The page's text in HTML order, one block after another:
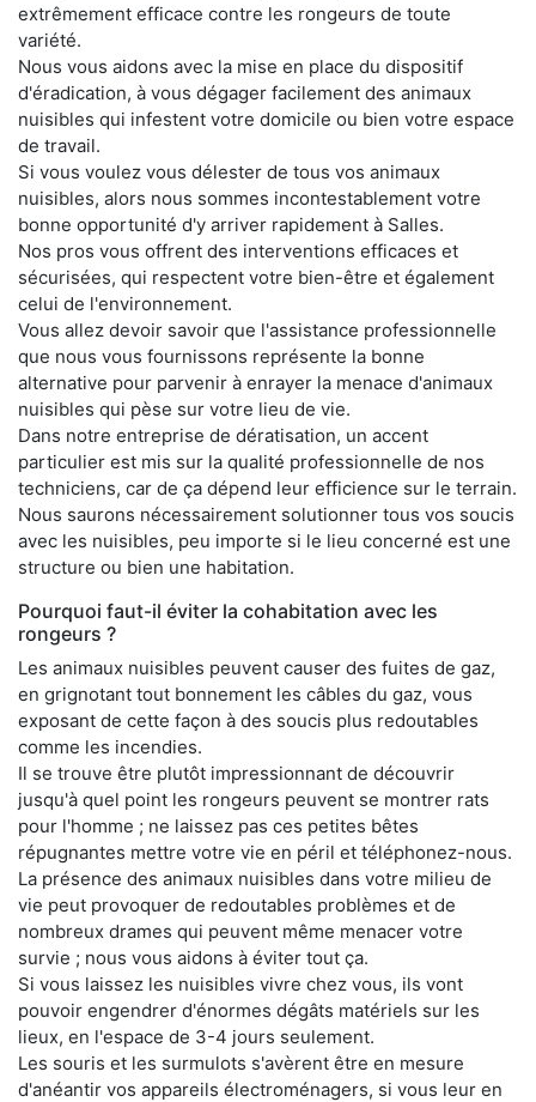
extrêmement efficace contre les rongeurs de toute
variété.
Nous vous aidons avec la mise en place du dispositif
d'éradication, à vous dégager facilement des animaux
nuisibles qui infestent votre domicile ou bien votre espace
de travail.
Si vous voulez vous délester de tous vos animaux
nuisibles, alors nous sommes incontestablement votre
bonne opportunité d'y arriver rapidement à Salles.
Nos pros vous offrent des interventions efficaces et
sécurisées, qui respectent votre bien-être et également
celui de l'environnement.
Vous allez devoir savoir que l'assistance professionnelle
que nous vous fournissons représente la bonne
alternative pour parvenir à enrayer la menace d'animaux
nuisibles qui pèse sur votre lieu de vie.
Dans notre entreprise de dératisation, un accent
particulier est mis sur la qualité professionnelle de nos
techniciens, car de ça dépend leur efficience sur le terrain.
Nous saurons nécessairement solutionner tous vos soucis
avec les nuisibles, peu importe si le lieu concerné est une
structure ou bien une habitation.
Pourquoi faut-il éviter la cohabitation avec les
rongeurs ?
Les animaux nuisibles peuvent causer des fuites de gaz,
en grignotant tout bonnement les câbles du gaz, vous
exposant de cette façon à des soucis plus redoutables
comme les incendies.
Il se trouve être plutôt impressionnant de découvrir
jusqu'à quel point les rongeurs peuvent se montrer rats
pour l'homme ; ne laissez pas ces petites bêtes
répugnantes mettre votre vie en péril et téléphonez-nous.
La présence des animaux nuisibles dans votre milieu de
vie peut provoquer de redoutables problèmes et de
nombreux drames qui peuvent même menacer votre
survie ; nous vous aidons à éviter tout ça.
Si vous laissez les nuisibles vivre chez vous, ils vont
pouvoir engendrer d'énormes dégâts matériels sur les
lieux, en l'espace de 3-4 jours seulement.
Les souris et les surmulots s'avèrent être en mesure
d'anéantir vos appareils électroménagers, si vous leur en